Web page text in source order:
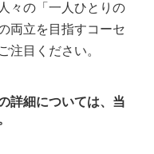
々の「一人ひとりの
両立を目指すコーセ
注目ください。
詳細については、当